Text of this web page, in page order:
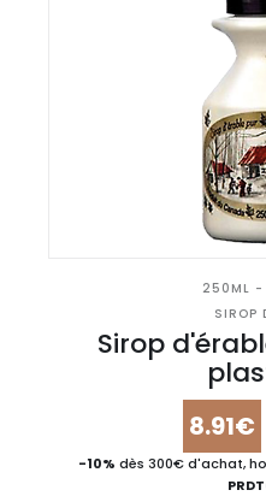
250ML
SIROP
Sirop
8.91€
-10% dès 300€ d'achat,